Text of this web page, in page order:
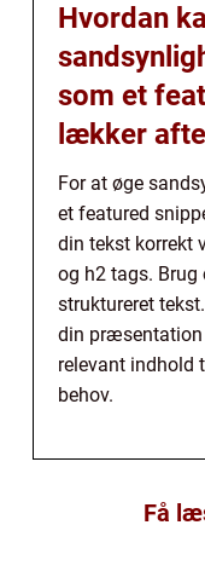
Hvordan
som et
lækker
For at øge
et featured
din tekst korrekt
og h2 tags.
struktureret
din præsentation
relevant indhold
behov.
Få